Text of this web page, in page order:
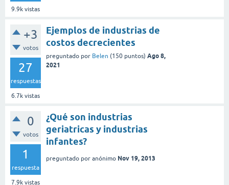
9.9k vistas
+3
votos
27
respuestas
6.7k vistas
Ejemplos de industrias de
costos decrecientes
preguntado por Belen (150 puntos) Ago 8,
2021
0
votos
1
respuesta
7.9k vistas
¿Qué son industrias
geriatricas y industrias
infantes?
preguntado por anónimo Nov 19, 2013